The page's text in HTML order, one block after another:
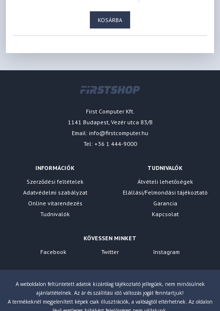
KOSÁRBA
First Computer Kft.
1141 Budapest, Vezér utca 83/B
Email: info@firstcomputer.hu
Tel: +36 1 444-9000
INFORMÁCIÓK
Szerződési feltételek
Adatvédelmi szabályzat
Online vitarendezés
Tudnivalók
TUDNIVALÓK
Átvételi lehetőségek
Elállási/Felmondási tájékoztató
Garancia
Kapcsolat
KÖVESSEN MINKET
Facebook
Twitter Instagram
A weboldalon feltüntetett adatok kizárólag tájékoztató jellegűek, nem minősülnek
ajánlattételnek. Az ár és szállítási idő változás jogát fenntartjuk!
A termékeknél megjelenített képek csak illusztrációk, a valóságtól eltérhetnek. Az oldalon